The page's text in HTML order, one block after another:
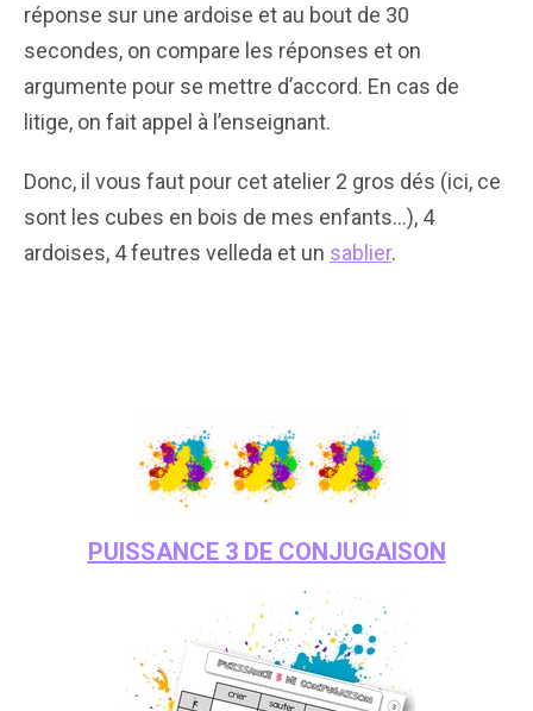
réponse sur une ardoise et au bout de 30
secondes, on compare les réponses et on
argumente pour se mettre d’accord. En cas de
litige, on fait appel à l’enseignant.
Donc, il vous faut pour cet atelier 2 gros dés (ici, ce
sont les cubes en bois de mes enfants…), 4
ardoises, 4 feutres velleda et un sablier.
PUISSANCE 3 DE CONJUGAISON